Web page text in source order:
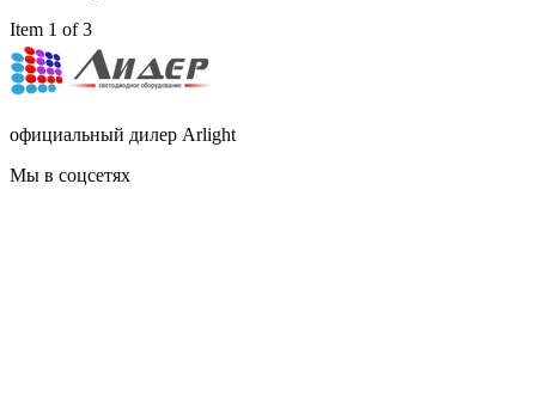
Item 1 of 3
официальный дилер Arlight
Мы в соцсетях